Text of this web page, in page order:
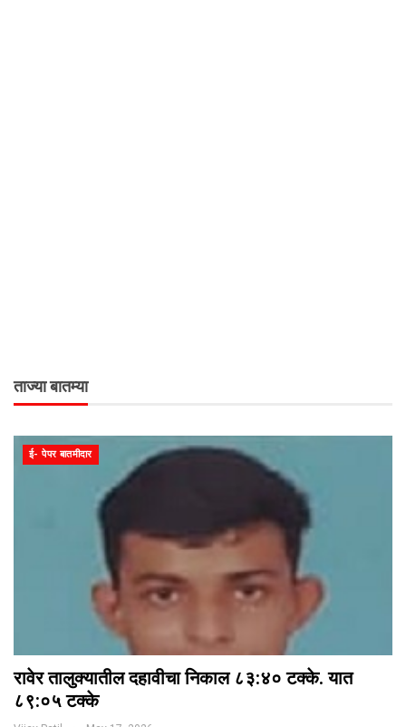
ताज्या बातम्या
ई- पेपर बातमीदार
रावेर तालुक्यातील दहावीचा निकाल ८३:४० टक्के. यात
८९:०५ टक्के